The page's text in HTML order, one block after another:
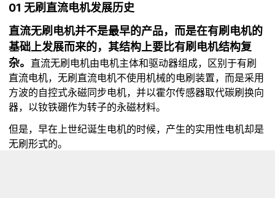
01 无刷直流电机发展历史
直流无刷电机并不是最早的产品，而是在有刷电机的
基础上发展而来的，其结构上要比有刷电机结构复
杂。
直流无刷电机由电机主体和驱动器组成，区别于有刷
直流电机，无刷直流电机不使用机械的电刷装置，而是采用
方波的自控式永磁同步电机，并以霍尔传感器取代碳刷换向
器，以钕铁硼作为转子的永磁材料。
但是，早在上世纪诞生电机的时候，产生的实用性电机却是
无刷形式的。